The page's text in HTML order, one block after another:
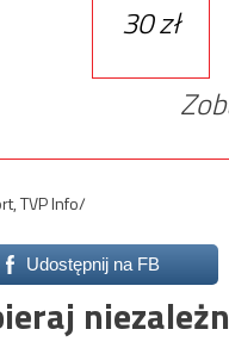
30 zł
TVP Info/
Udostępnij na FB